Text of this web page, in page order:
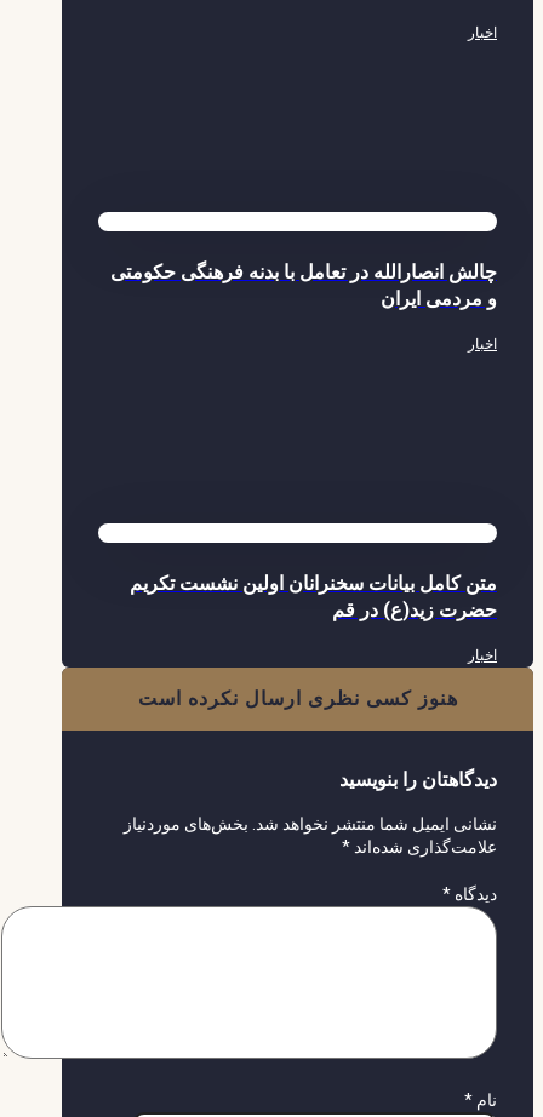
اخبار
چالش انصارالله در تعامل با بدنه فرهنگی حکومتی
و مردمی ایران
اخبار
متن کامل بیانات سخنرانان اولین نشست تکریم
حضرت زید(ع) در قم
اخبار
هنوز کسی نظری ارسال نکرده است
دیدگاهتان را بنویسید
نشانی ایمیل شما منتشر نخواهد شد. بخش‌های موردنیاز
علامت‌گذاری شده‌اند*
دیدگاه *
نام *